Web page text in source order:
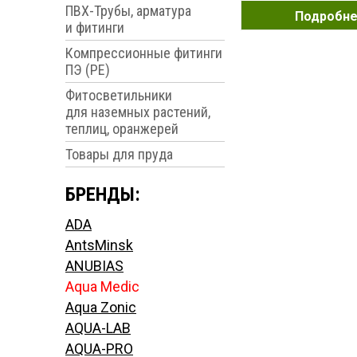
ПВХ-Трубы, арматура
и фитинги
Компрессионные фитинги
ПЭ (PE)
Фитосветильники
для наземных растений,
теплиц, оранжерей
Товары для пруда
БРЕНДЫ:
ADA
AntsMinsk
ANUBIAS
Aqua Medic
Aqua Zonic
AQUA-LAB
AQUA-PRO